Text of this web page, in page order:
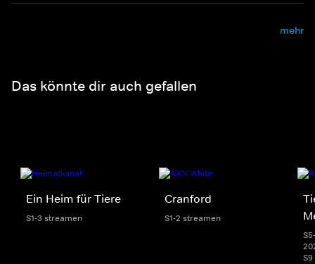
mehr
Das könnte dir auch gefallen
Ein Heim für Tiere
S1-3 streamen
Cranford
S1-2 streamen